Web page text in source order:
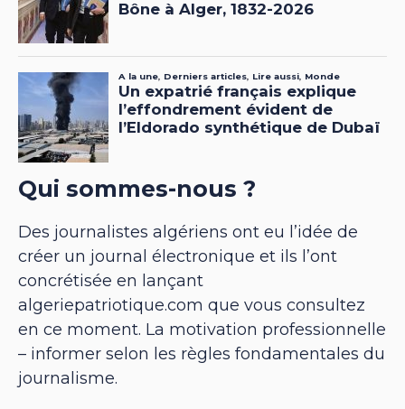
Qui sommes-nous ?
Des journalistes algériens ont eu l’idée de
créer un journal électronique et ils l’ont
concrétisée en lançant
algeriepatriotique.com que vous consultez
en ce moment. La motivation professionnelle
– informer selon les règles fondamentales du
journalisme.